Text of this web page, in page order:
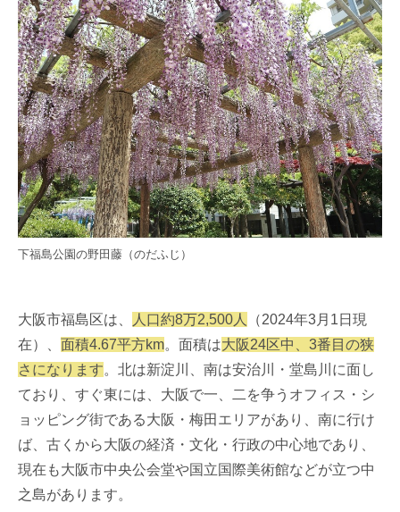
下福島公園の野田藤（のだふじ）
大阪市福島区は、 人口約8万2,500人
（2024年3月1日現
在）、 面積4.67平方km。面積は大阪24区中、3番目の狭
さになります。北は新淀川、南は安治川・堂島川に面し
ており、すぐ東には、大阪で一、二を争うオフィス・シ
ョッピング街である大阪・梅田エリアがあり、南に行け
ば、古くから大阪の経済・文化・行政の中心地であり、
現在も大阪市中央公会堂や国立国際美術館などが立つ中
之島があります。